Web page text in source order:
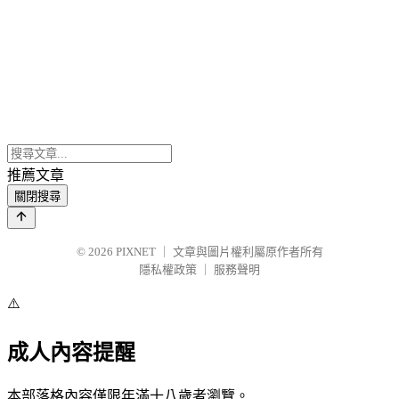
推薦文章
關閉搜尋
© 2026 PIXNET
文章與圖片權利屬原作者所有
隱私權政策
服務聲明
⚠️
成人內容提醒
本部落格內容僅限年滿十八歲者瀏覽。